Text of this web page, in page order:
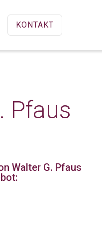
KONTAKT
Pfaus
Walter G. Pfaus